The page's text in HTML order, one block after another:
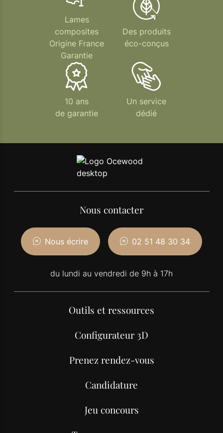
Lames
composites
Origine France
Garantie
Des produits
éco-conçus
10 ans
de garantie
Un service
dédié
Outils et ressources
Configurateur 3D
Prenez rendez-vous
Candidature
Jeu concours
Nous contacter
Nous écrire 02 51 48 30 34
du lundi au vendredi de 9h à 17h